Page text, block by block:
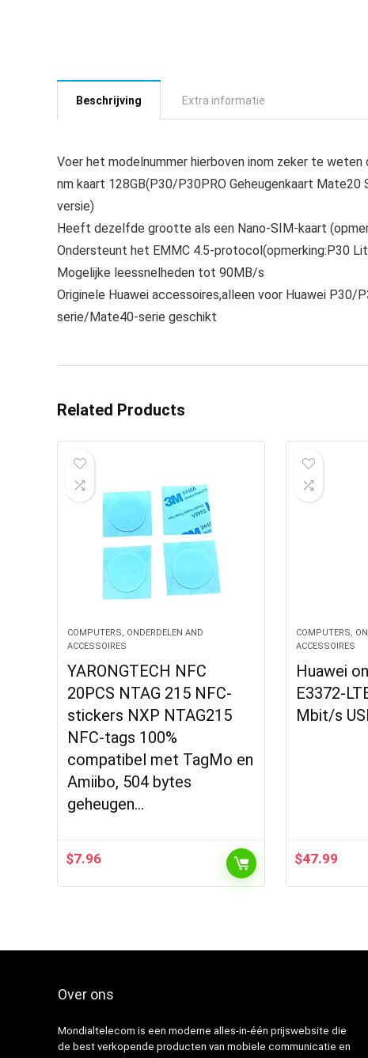
Beschrijving Extra informatie
Voer het modelnummer hierboven inom zeker te
nm kaart 128GB(P30/P30PRO Geheugenkaart
versie)
Heeft dezelfde grootte als een Nano-SIM-kaart
Ondersteunt het EMMC 4.5-protocol(opmerking:P30
Mogelijke leessnelheden tot 90MB/s
Originele Huawei accessoires,alleen voor Huawei
serie/Mate40-serie geschikt
Related Products
COMPUTERS, ONDERDELEN AND
ACCESSOIRES
YARONGTECH NFC
20PCS NTAG 215 NFC-
stickers NXP NTAG215
NFC-tags 100%
compatibel met TagMo en
Amiibo, 504 bytes
geheugen…
$7.96
COMPUTERS,
ACCESSOIRES
Huawei
E3372-
Mbit/s
$47.99
Over ons
Mondialtelecom is een moderne alles-in-één prijswebsite die
de best verkopende producten van mobiele communicatie en